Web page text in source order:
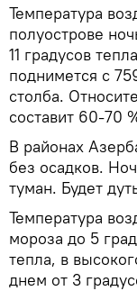
Температура
полуострове
11 градусов
поднимется с
столба.
составит 60-70
В районах
без осадков.
туман. Будет
Температура
мороза до 5
тепла, в
днем от 3